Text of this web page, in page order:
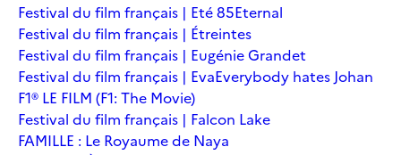
Festival du film français | Eté 85Eternal
Festival du film français | Étreintes
Festival du film français | Eugénie Grandet
Festival du film français | EvaEverybody hates Johan
F1® LE FILM (F1: The Movie)
Festival du film français | Falcon Lake
FAMILLE : Le Royaume de Naya